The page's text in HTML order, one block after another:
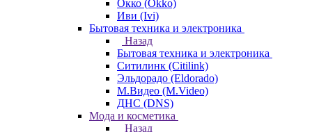
Окко (Okko)
Иви (Ivi)
Бытовая техника и электроника
Назад
Бытовая техника и электроника
Ситилинк (Citilink)
Эльдорадо (Eldorado)
М.Видео (M.Video)
ДНС (DNS)
Мода и косметика
Назад